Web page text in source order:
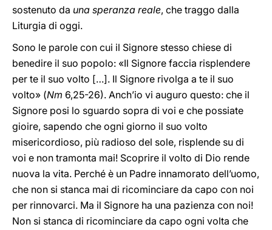
sostenuto da una speranza reale, che traggo dalla
Liturgia di oggi.
Sono le parole con cui il Signore stesso chiese di
benedire il suo popolo: «Il Signore faccia risplendere
per te il suo volto […]. Il Signore rivolga a te il suo
volto» (Nm 6,25-26). Anch’io vi auguro questo: che il
Signore posi lo sguardo sopra di voi e che possiate
gioire, sapendo che ogni giorno il suo volto
misericordioso, più radioso del sole, risplende su di
voi e non tramonta mai! Scoprire il volto di Dio rende
nuova la vita. Perché è un Padre innamorato dell’uomo,
che non si stanca mai di ricominciare da capo con noi
per rinnovarci. Ma il Signore ha una pazienza con noi!
Non si stanca di ricominciare da capo ogni volta che